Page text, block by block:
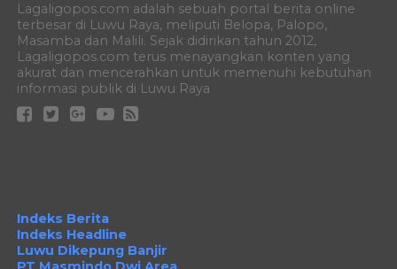
Lagaligopos.com adalah sebuah portal berita online
terbesar di Luwu Raya, meliputi Belopa, Palopo,
Masamba dan Malili. Sejak didirikan tahun 2012,
Lagaligopos.com terus menayangkan konten yang
akurat dan mencerahkan untuk memenuhi kebutuhan
informasi publik di Luwu Raya
Indeks Berita
Indeks Headline
Luwu Dikepung Banjir